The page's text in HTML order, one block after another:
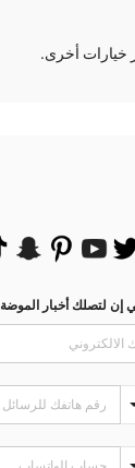
خيارات أخرى.
لتصلك أخبار الموضة